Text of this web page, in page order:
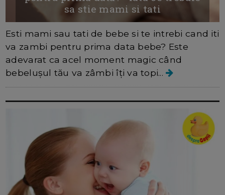
sa stie mami si tati
Esti mami sau tati de bebe si te intrebi cand iti
va zambi pentru prima data bebe? Este
adevarat ca acel moment magic când
bebelușul tău va zâmbi îți va topi...